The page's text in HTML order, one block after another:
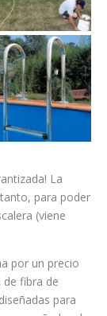
La
para poder
(viene
por un precio
fibra de
para